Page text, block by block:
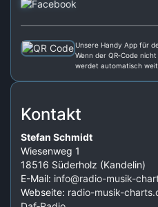
Unsere Handy App für
Wenn der QR‑Code
werdet automatisch
Kontakt
Stefan Schmidt
Wiesenweg 1
18516 Süderholz (Kandelin)
E-Mail: info@radio-musik-
Webseite: radio-musik-